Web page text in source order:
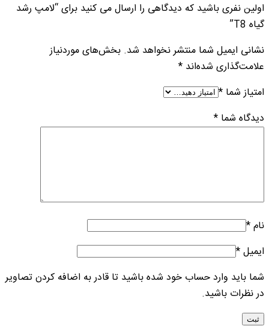
اولین نفری باشید که دیدگاهی را ارسال می کنید برای “لامپ رشد
گیاه T8”
نشانی ایمیل شما منتشر نخواهد شد. بخش‌های موردنیاز
علامت‌گذاری شده‌اند *
امتیاز شما *
دیدگاه شما *
نام*
ایمیل*
شما باید وارد حساب خود شده باشید تا قادر به اضافه کردن تصاویر
در نظرات باشید.